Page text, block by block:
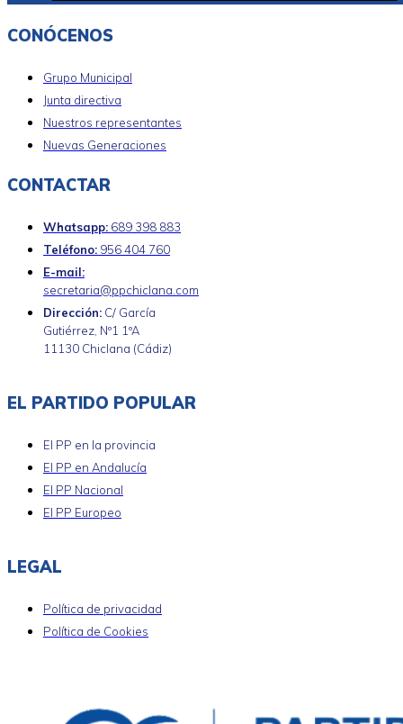
CONÓCENOS
Grupo Municipal
Junta directiva
Nuestros representantes
Nuevas Generaciones
CONTACTAR
Whatsapp: 689 398 883
Teléfono: 956 404 760
E-mail:
secretaria@ppchiclana.com
Dirección: C/ García
Gutiérrez, Nº1 1ºA
11130 Chiclana (Cádiz)
EL PARTIDO POPULAR
El PP en la provincia
El PP en Andalucía
El PP Nacional
El PP Europeo
LEGAL
Política de privacidad
Política de Cookies